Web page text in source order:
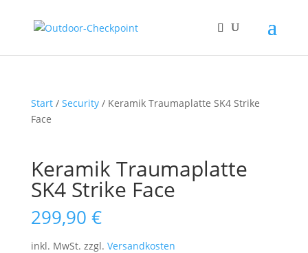
Start/ Security/ Keramik Traumaplatte SK4 Strike
Face
Keramik Traumaplatte
SK4 Strike Face
299,90 €
inkl. MwSt. zzgl. Versandkosten